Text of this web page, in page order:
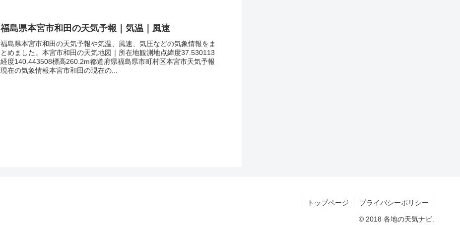
福島県本宮市和田の天気予報｜気温｜風速
福島県本宮市和田の天気予報や気温、風速、気圧などの気象情報をま
とめました。本宮市和田の天気地図｜所在地観測地点緯度37.530113
経度140.443508標高260.2m都道府県福島県市町村区本宮市天気予報
現在の気象情報本宮市和田の現在の...
トップページ プライバシーポリシー
© 2018 各地の天気ナビ.